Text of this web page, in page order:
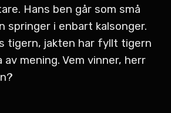
Hans ben går som små
springer i enbart kalsonger.
tigern, jakten har fyllt tigern
av mening. Vem vinner, herr